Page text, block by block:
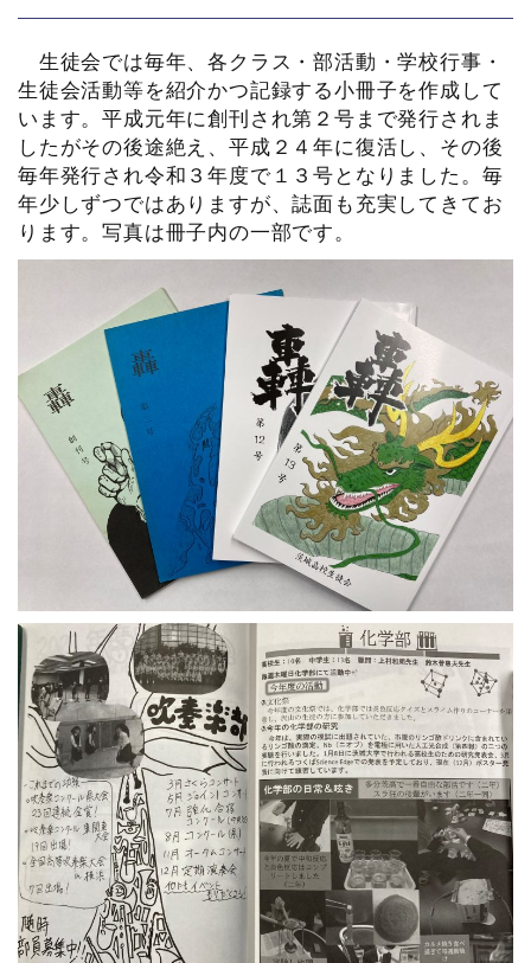
生徒会では毎年、各クラス・部活動・学校行事・
生徒会活動等を紹介かつ記録する小冊子を作成して
います。平成元年に創刊され第２号まで発行されま
したがその後途絶え、平成２４年に復活し、その後
毎年発行され令和３年度で１３号となりました。毎
年少しずつではありますが、誌面も充実してきてお
ります。写真は冊子内の一部です。